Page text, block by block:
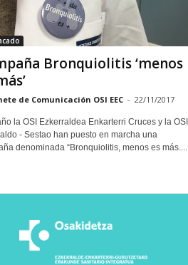
Bronquiolitis ‘menos
de Comunicación OSI EEC - 22/11/2017
la OSI Ezkerraldea Enkarterri Cruces y la OSI
- Sestao han puesto en marcha una
denominada “Bronquiolitis, menos es más....